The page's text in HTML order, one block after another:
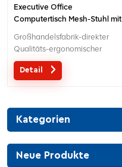
Executive Office
Computertisch Mesh-Stuhl mit
Großhandelsfabrik-direkter
Qualitäts-ergonomischer
Entwurfsbüro-Ineinander
greifenstuhl MOQ ist EIN Stück,
Service mit Ihren Bedürfnissen
ist akzeptabel.
Detail
Kategorien
Neue Produkte